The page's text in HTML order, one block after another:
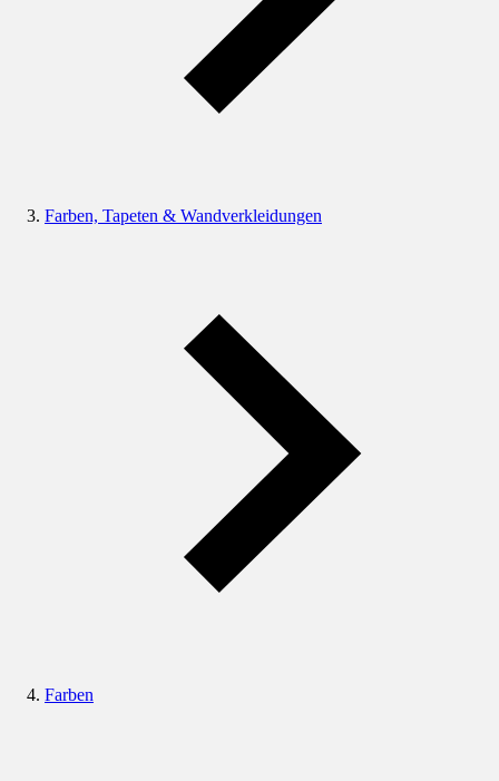
Farben, Tapeten & Wandverkleidungen
Farben